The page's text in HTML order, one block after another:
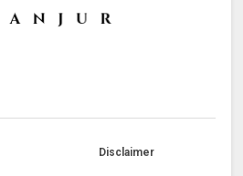
Disclaimer